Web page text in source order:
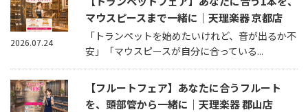
マウスピースまで一緒に｜天理楽器 京都店
「トランペットを始めたいけれど、音が出るか不
安」「マウスピースが自分に合っている...
2026.07.24
【フルートフェア】あなたに合うフルート
を、頭部管から一緒に｜天理楽器 郡山店